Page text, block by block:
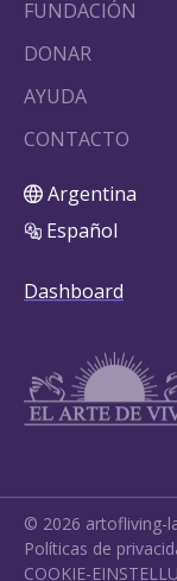
FUNDACIÓN
DONAR
AYUDA
CONTACTO
Argentina
Español
Dashboard
© 2026 artofliving-
Políticas de
COOKIE-